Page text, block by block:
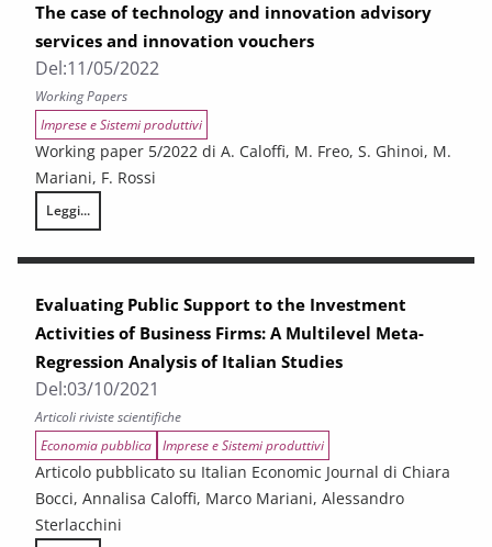
The case of technology and innovation advisory
services and innovation vouchers
Del:11/05/2022
Working Papers
Imprese e Sistemi produttivi
Working paper 5/2022 di A. Caloffi, M. Freo, S. Ghinoi, M.
Mariani, F. Rossi
Leggi...
Assessing the effects of a deliberate policy mix: The case of
Evaluating Public Support to the Investment
Activities of Business Firms: A Multilevel Meta-
Regression Analysis of Italian Studies
Del:03/10/2021
Articoli riviste scientifiche
Economia pubblica Imprese e Sistemi produttivi
Articolo pubblicato su Italian Economic Journal di Chiara
Bocci, Annalisa Caloffi, Marco Mariani, Alessandro
Sterlacchini